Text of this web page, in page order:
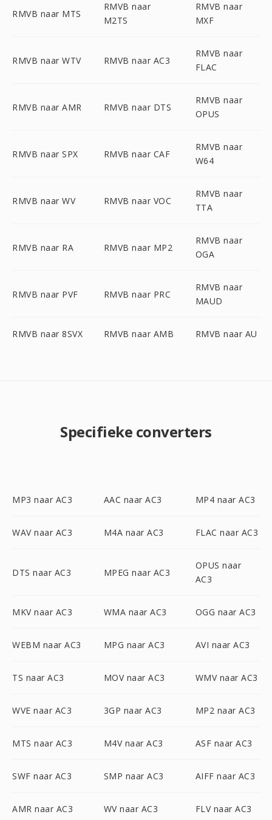
RMVB naar MTS
RMVB naar
M2TS
RMVB naar
MXF
RMVB naar WTV RMVB naar AC3
RMVB naar
FLAC
RMVB naar AMR RMVB naar DTS
RMVB naar
OPUS
RMVB naar SPX RMVB naar CAF
RMVB naar
W64
RMVB naar WV RMVB naar VOC
RMVB naar
TTA
RMVB naar RA RMVB naar MP2
RMVB naar
OGA
RMVB naar PVF RMVB naar PRC
RMVB naar
MAUD
RMVB naar 8SVX RMVB naar AMB RMVB naar AU
Specifieke converters
MP3 naar AC3 AAC naar AC3 MP4 naar AC3
WAV naar AC3 M4A naar AC3 FLAC naar AC3
DTS naar AC3 MPEG naar AC3
OPUS naar
AC3
MKV naar AC3 WMA naar AC3 OGG naar AC3
WEBM naar AC3 MPG naar AC3 AVI naar AC3
TS naar AC3 MOV naar AC3 WMV naar AC3
WVE naar AC3 3GP naar AC3 MP2 naar AC3
MTS naar AC3 M4V naar AC3 ASF naar AC3
SWF naar AC3 SMP naar AC3 AIFF naar AC3
AMR naar AC3 WV naar AC3 FLV naar AC3